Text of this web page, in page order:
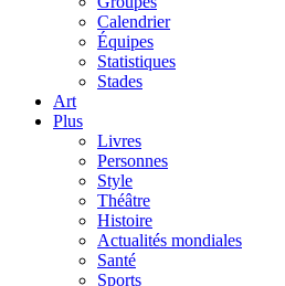
Calendrier
Équipes
Statistiques
Stades
Art
Plus
Livres
Personnes
Style
Théâtre
Histoire
Actualités mondiales
Santé
Sports